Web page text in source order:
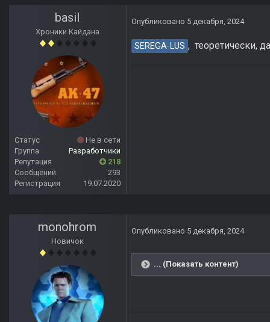
basil
Хроники Кайдана
Статус
Не в сети
Группа
Разработчики
Репутация
218
Сообщений
293
Регистрация
19.07.2020
Опубликовано 5 декабря, 2024
SEREGA-LUS , теоретически,
monohrom
Новичок
Опубликовано 5 декабря, 2024
... (Показать контент)